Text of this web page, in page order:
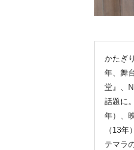
かたぎ
年、舞
堂』、
話題に
年）、
（13
テマラ